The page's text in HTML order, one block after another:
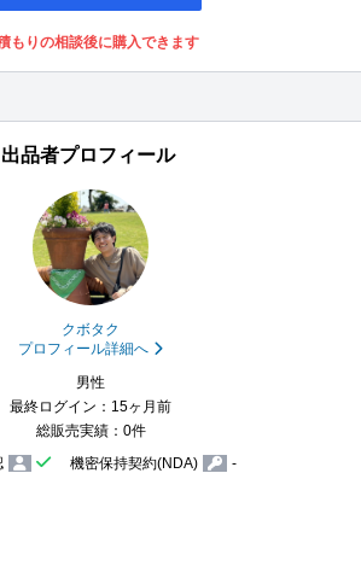
もりの相談後に購入できます
出品者プロフィール
クボタク
プロフィール詳細へ
男性
最終ログイン：15ヶ月前
総販売実績：0件
機密保持契約(NDA) -